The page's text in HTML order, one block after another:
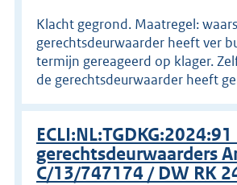
Klacht gegrond. Maatregel:
gerechtsdeurwaarder heeft ver
termijn gereageerd op klager.
de gerechtsdeurwaarder heeft
gerechtsdeurwaarders
C/13/747174 / DW RK